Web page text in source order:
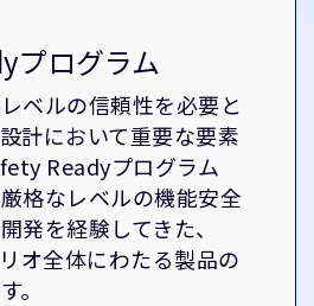
プログラム
ベルの信頼性を必要と
計において重要な要素
Readyプログラム
格なレベルの機能安全
発を経験してきた、
オ全体にわたる製品の
。